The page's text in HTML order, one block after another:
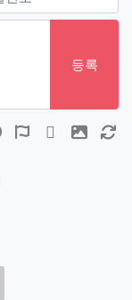
등록
이모티콘폰트어썸
동영상 이미지